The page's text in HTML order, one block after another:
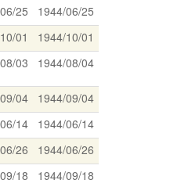
25
1944/06/25
01
1944/10/01
03 1944/08/04
04
1944/09/04
14
1944/06/14
26
1944/06/26
18
1944/09/18